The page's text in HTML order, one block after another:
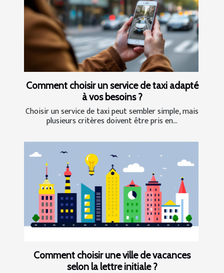
Comment choisir un service de taxi adapté
à vos besoins ?
Choisir un service de taxi peut sembler simple, mais
plusieurs critères doivent être pris en...
Comment choisir une ville de vacances
selon la lettre initiale ?